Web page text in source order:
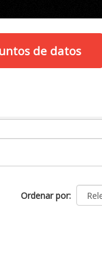
de datos
Ordenar por